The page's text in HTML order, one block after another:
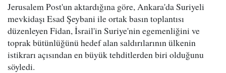
Jerusalem Post'un aktardığına göre, Ankara'da Suriyeli
mevkidaşı Esad Şeybani ile ortak basın toplantısı
düzenleyen Fidan, İsrail'in Suriye'nin egemenliğini ve
toprak bütünlüğünü hedef alan saldırılarının ülkenin
istikrarı açısından en büyük tehditlerden biri olduğunu
söyledi.